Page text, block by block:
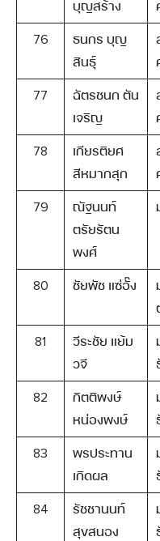
Search
for:
บุญสร้าง
76
ธนกร บุญ
สินธุ์
77
ฉัตรชนก ตัน
เจริญ
78
เกียรติยศ
สีหมากสุก
79
ณัฐนนท์
ตรัยรัตน
พงศ์
80 ชัยพัช แซ่อั๊ง
81
วีระชัย แย้ม
วจี
82
กิตติพงษ์
หน่องพงษ์
83
พรประทาน
เกิดผล
84
รัชชานนท์
สุขสนอง